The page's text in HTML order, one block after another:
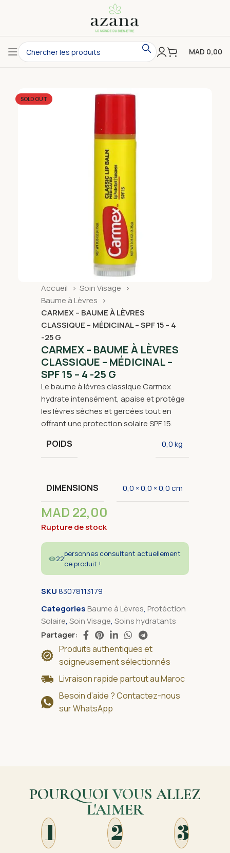
MAD 0,00
SOLD OUT
Accueil
Soin Visage
Baume à Lèvres
CARMEX – BAUME À LÈVRES
CLASSIQUE – MÉDICINAL – SPF 15 – 4
-25 G
CARMEX – BAUME À LÈVRES
CLASSIQUE – MÉDICINAL –
SPF 15 – 4 -25 G
Le baume à lèvres classique Carmex
hydrate intensément, apaise et protège
les lèvres sèches et gercées tout en
offrant une protection solaire SPF 15.
POIDS 0,0 kg
DIMENSIONS 0,0 × 0,0 × 0,0 cm
MAD 22,00
Rupture de stock
22
personnes consultent actuellement
ce produit !
SKU83078113179
Categories Baume à Lèvres, Protéction
Solaire, Soin Visage, Soins hydratants
Partager:
Produits authentiques et
soigneusement sélectionnés
Livraison rapide partout au Maroc
Besoin d’aide ? Contactez-nous
sur WhatsApp
POURQUOI VOUS ALLEZ
L'AIMER
1 2 3